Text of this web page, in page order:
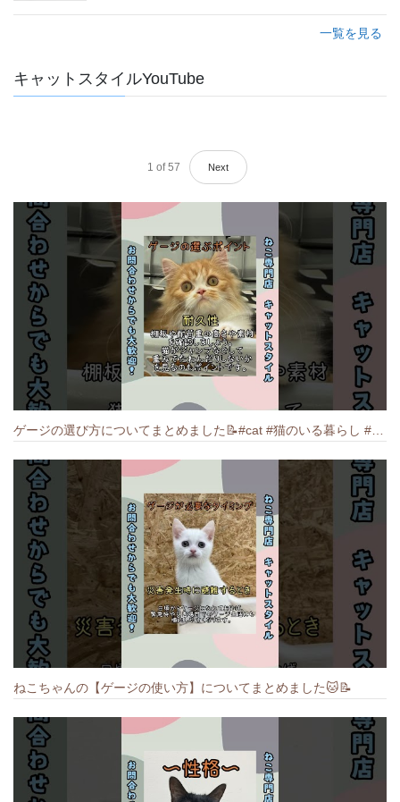
一覧を見る
キャットスタイルYouTube
1 of 57 Next
ゲージの選び方についてまとめました️📝#cat #猫のいる暮らし #ねこ #キャット #munchkin
ねこちゃんの【ゲージの使い方】についてまとめました️🐱📝